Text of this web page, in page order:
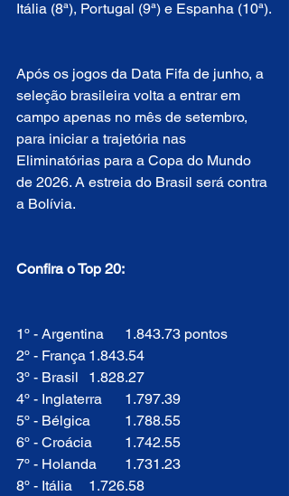
Itália (8ª), Portugal (9ª) e Espanha (10ª).
Após os jogos da Data Fifa de junho, a
seleção brasileira volta a entrar em
campo apenas no mês de setembro,
para iniciar a trajetória nas
Eliminatórias para a Copa do Mundo
de 2026. A estreia do Brasil será contra
a Bolívia.
Confira o Top 20:
1º - Argentina	1.843.73 pontos
2º - França	1.843.54
3º - Brasil	1.828.27
4º - Inglaterra	1.797.39
5º - Bélgica	1.788.55
6º - Croácia	1.742.55
7º - Holanda	1.731.23
8º - Itália	1.726.58